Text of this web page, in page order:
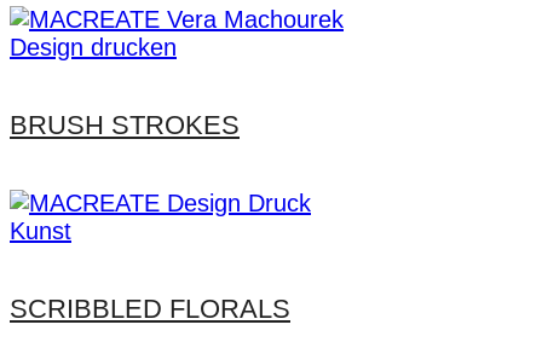
BRUSH STROKES
SCRIBBLED FLORALS